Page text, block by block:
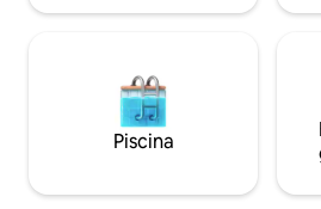
vitrocerámica, lavavajillas,
apartamento dispone de
bomba de calor, aire acondicionado y
secador de pelo. Además, bajo
se puede facilitar una cuna sin
de parking privado gratuita. Los
Piscina